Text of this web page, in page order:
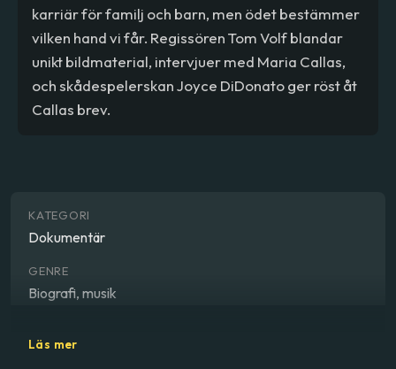
karriär för familj och barn, men ödet bestämmer
vilken hand vi får. Regissören Tom Volf blandar
unikt bildmaterial, intervjuer med Maria Callas,
och skådespelerskan Joyce DiDonato ger röst åt
Callas brev.
KATEGORI
Dokumentär
GENRE
Biografi, musik
Tom Volf
Läs mer